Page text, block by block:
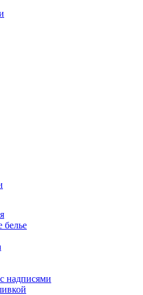
белье
надписями